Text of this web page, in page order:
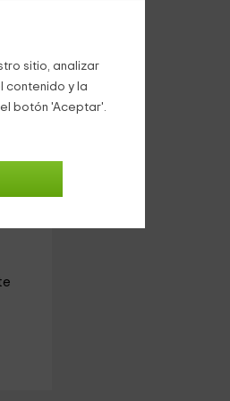
sitio, analizar
contenido y la
botón 'Aceptar'.